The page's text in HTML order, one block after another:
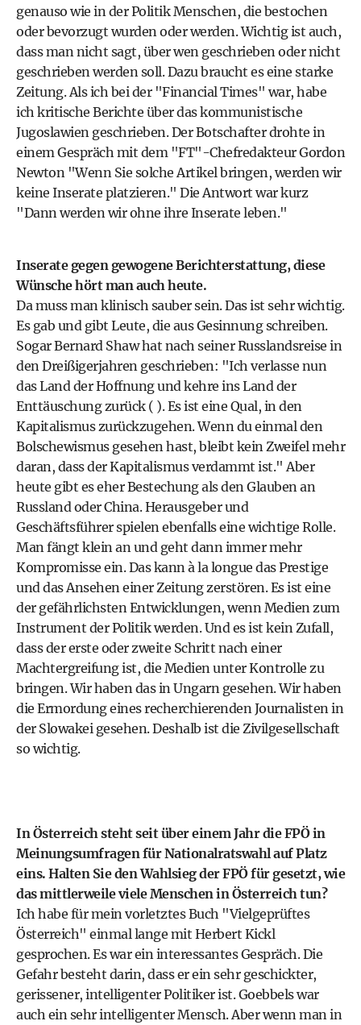
genauso wie in der Politik Menschen, die bestochen
oder bevorzugt wurden oder werden. Wichtig ist auch,
dass man nicht sagt, über wen geschrieben oder nicht
geschrieben werden soll. Dazu braucht es eine starke
Zeitung. Als ich bei der "Financial Times" war, habe
ich kritische Berichte über das kommunistische
Jugoslawien geschrieben. Der Botschafter drohte in
einem Gespräch mit dem "FT"-Chefredakteur Gordon
Newton "Wenn Sie solche Artikel bringen, werden wir
keine Inserate platzieren." Die Antwort war kurz
"Dann werden wir ohne ihre Inserate leben."
Inserate gegen gewogene Berichterstattung, diese
Wünsche hört man auch heute.
Da muss man klinisch sauber sein. Das ist sehr wichtig.
Es gab und gibt Leute, die aus Gesinnung schreiben.
Sogar Bernard Shaw hat nach seiner Russlandsreise in
den Dreißigerjahren geschrieben: "Ich verlasse nun
das Land der Hoffnung und kehre ins Land der
Enttäuschung zurück ( ). Es ist eine Qual, in den
Kapitalismus zurückzugehen. Wenn du einmal den
Bolschewismus gesehen hast, bleibt kein Zweifel mehr
daran, dass der Kapitalismus verdammt ist." Aber
heute gibt es eher Bestechung als den Glauben an
Russland oder China. Herausgeber und
Geschäftsführer spielen ebenfalls eine wichtige Rolle.
Man fängt klein an und geht dann immer mehr
Kompromisse ein. Das kann à la longue das Prestige
und das Ansehen einer Zeitung zerstören. Es ist eine
der gefährlichsten Entwicklungen, wenn Medien zum
Instrument der Politik werden. Und es ist kein Zufall,
dass der erste oder zweite Schritt nach einer
Machtergreifung ist, die Medien unter Kontrolle zu
bringen. Wir haben das in Ungarn gesehen. Wir haben
die Ermordung eines recherchierenden Journalisten in
der Slowakei gesehen. Deshalb ist die Zivilgesellschaft
so wichtig.
In Österreich steht seit über einem Jahr die FPÖ in
Meinungsumfragen für Nationalratswahl auf Platz
eins. Halten Sie den Wahlsieg der FPÖ für gesetzt, wie
das mittlerweile viele Menschen in Österreich tun?
Ich habe für mein vorletztes Buch "Vielgeprüftes
Österreich" einmal lange mit Herbert Kickl
gesprochen. Es war ein interessantes Gespräch. Die
Gefahr besteht darin, dass er ein sehr geschickter,
gerissener, intelligenter Politiker ist. Goebbels war
auch ein sehr intelligenter Mensch. Aber wenn man in